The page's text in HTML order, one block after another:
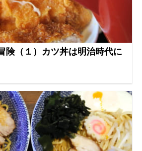
険（１）カツ丼は明治時代に